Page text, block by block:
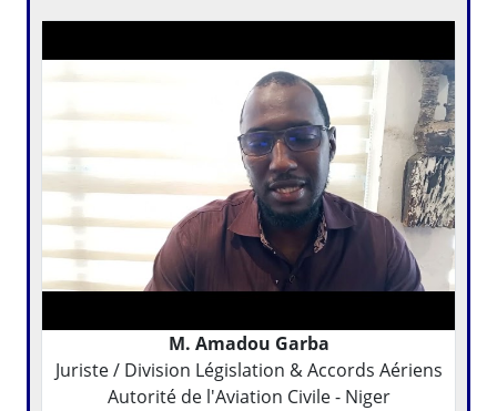
M. Amadou Garba
Juriste / Division Législation & Accords Aériens
Autorité de l'Aviation Civile - Niger